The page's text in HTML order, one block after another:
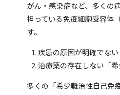
がん・感染症など、多くの
担っている免疫細胞受容体
す。
疾患の原因が明確でな
治療薬の存在しない「
多くの「希少難治性自己免